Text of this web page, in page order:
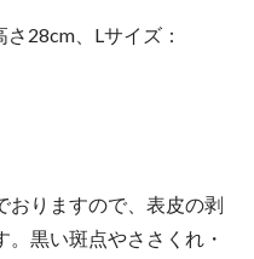
さ28cm、Lサイズ：
りますので、表皮の剥
黒い斑点やささくれ・